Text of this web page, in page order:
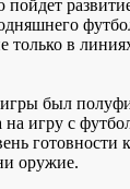
только в
игры был
игру с
готовности
оружие.